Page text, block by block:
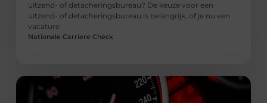
uitzend- of detacheringsbureau? De keuze voor een
uitzend- of detacheringsbureau is belangrijk, of je nu een
vacature
Nationale Carriere Check